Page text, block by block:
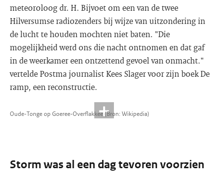
meteoroloog dr. H. Bijvoet om een van de twee
Hilversumse radiozenders bij wijze van uitzondering in
de lucht te houden mochten niet baten. "Die
mogelijkheid werd ons die nacht ontnomen en dat gaf
in de weerkamer een ontzettend gevoel van onmacht."
vertelde Postma journalist Kees Slager voor zijn boek De
ramp, een reconstructie.
Oude-Tonge op Goeree-Overflakkee (Bron: Wikipedia)
Storm was al een dag tevoren voorzien